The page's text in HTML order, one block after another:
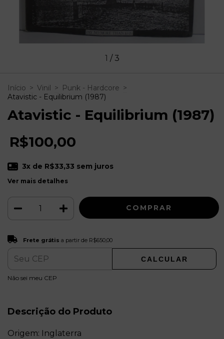
1 / 3
Início > Vinil > Punk - Hardcore >
Atavistic - Equilibrium (1987)
Atavistic - Equilibrium (1987)
R$100,00
3x de R$33,33 sem juros
Ver mais detalhes
Entregas para o CEP: ALTERAR CEP
Frete grátis a partir de R$650,00
CALCULAR
Não sei meu CEP
Descrição do Produto
Origem: Inglaterra